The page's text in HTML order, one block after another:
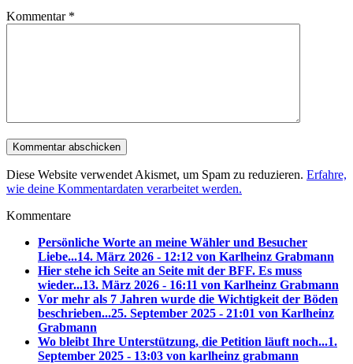
Kommentar *
Diese Website verwendet Akismet, um Spam zu reduzieren. Erfahre,
wie deine Kommentardaten verarbeitet werden.
Kommentare
Persönliche Worte an meine Wähler und Besucher
Liebe...14. März 2026 - 12:12 von Karlheinz Grabmann
Hier stehe ich Seite an Seite mit der BFF. Es muss
wieder...13. März 2026 - 16:11 von Karlheinz Grabmann
Vor mehr als 7 Jahren wurde die Wichtigkeit der Böden
beschrieben...25. September 2025 - 21:01 von Karlheinz
Grabmann
Wo bleibt Ihre Unterstützung, die Petition läuft noch...1.
September 2025 - 13:03 von karlheinz grabmann